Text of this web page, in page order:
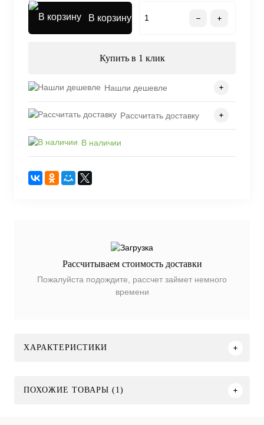
В корзину
Купить в 1 клик
Нашли дешевле
Рассчитать доставку
В наличии
Рассчитываем стоимость доставки
Пожалуйста подождите, рассчет займет немного
времени
ХАРАКТЕРИСТИКИ
ПОХОЖИЕ ТОВАРЫ (1)